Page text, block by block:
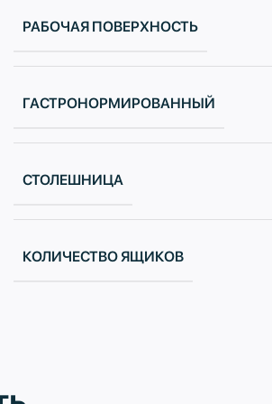
РАБОЧАЯ ПОВЕРХНОСТЬ
ГАСТРОНОРМИРОВАННЫЙ
СТОЛЕШНИЦА
КОЛИЧЕСТВО ЯЩИКОВ